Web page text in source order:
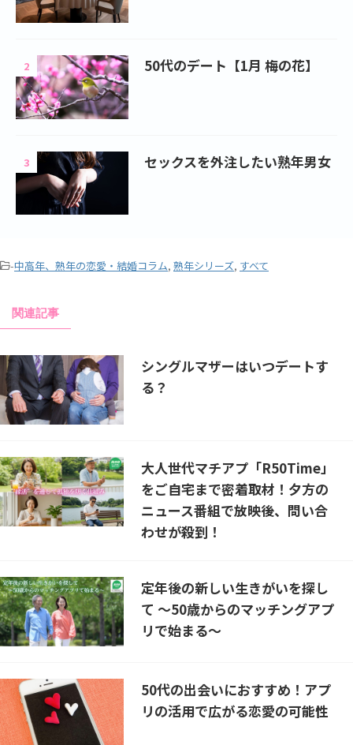
2 50代のデート【1月 梅の花】
3 セックスを外注したい熟年男女
-中高年、熟年の恋愛・結婚コラム, 熟年シリーズ, すべて
関連記事
シングルマザーはいつデートす
る？
大人世代マチアプ「R50Time」
をご自宅まで密着取材！夕方の
ニュース番組で放映後、問い合
わせが殺到！
定年後の新しい生きがいを探し
て ～50歳からのマッチングアプ
リで始まる～
50代の出会いにおすすめ！アプ
リの活用で広がる恋愛の可能性